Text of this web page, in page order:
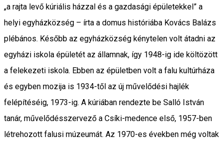
„a rajta levő kúriális házzal és a gazdasági épületekkel” a
helyi egyházközség – írta a domus históriába Kovács Balázs
plébános. Később az egyházközség kénytelen volt átadni az
egyházi iskola épületét az államnak, így 1948-ig ide költözött
a felekezeti iskola. Ebben az épületben volt a falu kultúrháza
és egyben mozija is 1934-től az új művelődési hajlék
felépítéséig, 1973-ig. A kúriában rendezte be Salló István
tanár, művelődésszervező a Csíki-medence első, 1957-ben
létrehozott falusi múzeumát. Az 1970-es években még voltak